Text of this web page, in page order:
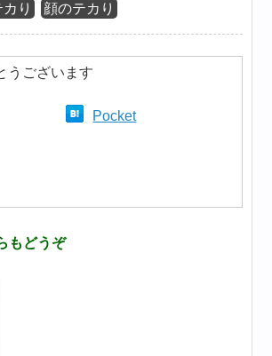
カり 顔のテカり
うございます
Pocket
もどうぞ